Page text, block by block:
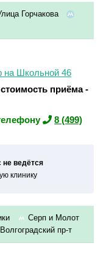
Горчакова
на Школьной 46
приёма -
8 (499)
не ведётся
клинику
Серп и Молот
Волгоградский пр-т